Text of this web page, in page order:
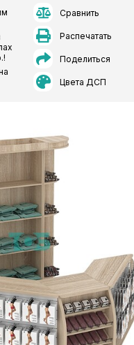
Сравнить
Распечатать
Поделиться
Цвета ДСП